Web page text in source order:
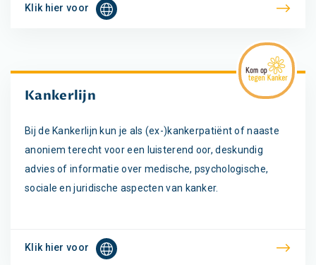
Klik hier voor
Kankerlijn
Bij de Kankerlijn kun je als (ex-)kankerpatiënt of naaste
anoniem terecht voor een luisterend oor, deskundig
advies of informatie over medische, psychologische,
sociale en juridische aspecten van kanker.
Klik hier voor